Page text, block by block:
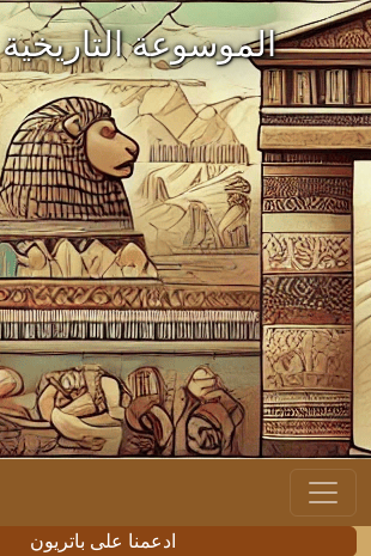
الموسوعة التاريخية
ادعمنا على باتريون